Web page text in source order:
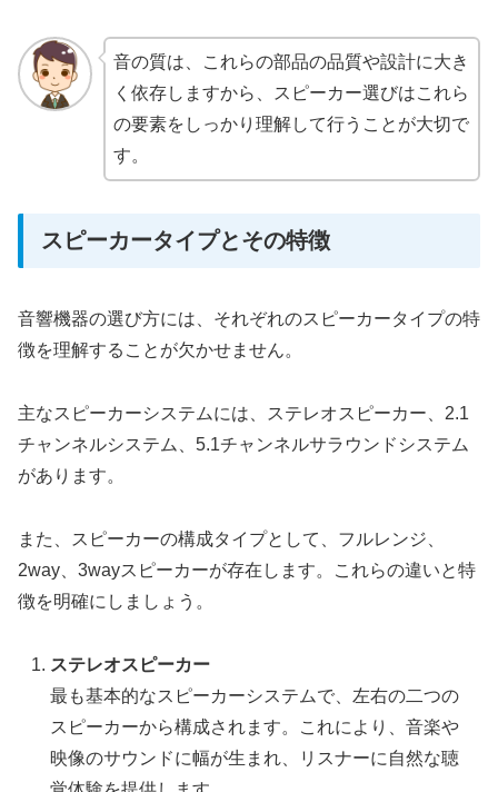
音の質は、これらの部品の品質や設計に大き
く依存しますから、スピーカー選びはこれら
の要素をしっかり理解して行うことが大切で
す。
スピーカータイプとその特徴
音響機器の選び方には、それぞれのスピーカータイプの特
徴を理解することが欠かせません。
主なスピーカーシステムには、ステレオスピーカー、2.1
チャンネルシステム、5.1チャンネルサラウンドシステム
があります。
また、スピーカーの構成タイプとして、フルレンジ、
2way、3wayスピーカーが存在します。これらの違いと特
徴を明確にしましょう。
ステレオスピーカー
最も基本的なスピーカーシステムで、左右の二つの
スピーカーから構成されます。これにより、音楽や
映像のサウンドに幅が生まれ、リスナーに自然な聴